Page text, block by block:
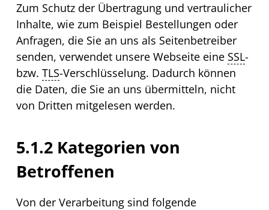
Zum Schutz der Übertragung und vertraulicher
Inhalte, wie zum Beispiel Bestellungen oder
Anfragen, die Sie an uns als Seitenbetreiber
senden, verwendet unsere Webseite eine SSL-
bzw. TLS-Verschlüsselung. Dadurch können
die Daten, die Sie an uns übermitteln, nicht
von Dritten mitgelesen werden.
5.1.2 Kategorien von
Betroffenen
Von der Verarbeitung sind folgende